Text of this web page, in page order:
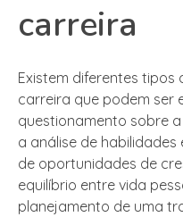
carreira
Existem diferentes
carreira que podem ser
questionamento sobre
a análise de
de oportunidades de
equilíbrio entre vida
planejamento de uma